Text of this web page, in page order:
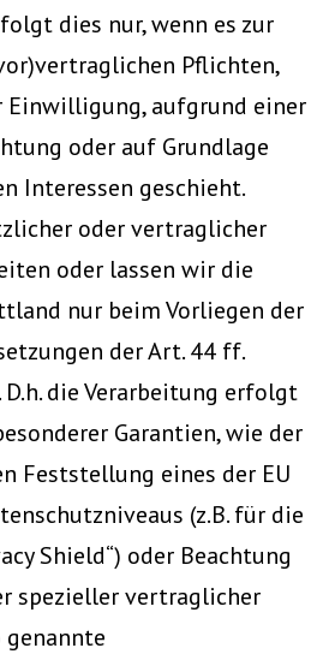
dies nur, wenn es zur
Pflichten,
Einwilligung, aufgrund einer
oder auf Grundlage
Interessen geschieht.
oder vertraglicher
oder lassen wir die
nur beim Vorliegen der
der Art. 44 ff.
D.h. die Verarbeitung erfolgt
Garantien, wie der
Feststellung eines der EU
(z.B. für die
Shield“) oder Beachtung
spezieller vertraglicher